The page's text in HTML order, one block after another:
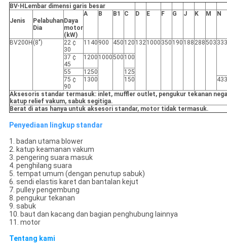
BV-H Lembar dimensi garis besar
Jenis
Pelabuhan
Dia
Daya
motor
(kW)
A B B1 C D E F G J K M N
BV200H (8")
22 ¢
30
1140 900 450 120 1321000 350 190 188 288503 333
37 ¢
45
1200 1000500 100
55 1250
125
75 ¢
90
1300 150 433
Aksesoris standar termasuk: inlet, muffler outlet, pengukur tekanan
katup relief vakum, sabuk segitiga.
Berat di atas hanya untuk aksesori standar, motor tidak termasuk.
Penyediaan lingkup standar
1. badan utama blower
2. katup keamanan vakum
3. pengering suara masuk
4. penghilang suara
5. tempat umum (dengan penutup sabuk)
6. sendi elastis karet dan bantalan kejut
7. pulley pengembung
8. pengukur tekanan
9. sabuk
10. baut dan kacang dan bagian penghubung lainnya
11. motor
Tentang kami